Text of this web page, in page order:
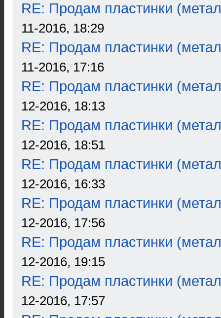
RE: Продам пластинки
11-2016, 18:29
RE: Продам пластинки
11-2016, 17:16
RE: Продам пластинки
12-2016, 18:13
RE: Продам пластинки
12-2016, 18:51
RE: Продам пластинки
12-2016, 16:33
RE: Продам пластинки
12-2016, 17:56
RE: Продам пластинки
12-2016, 19:15
RE: Продам пластинки
12-2016, 17:57